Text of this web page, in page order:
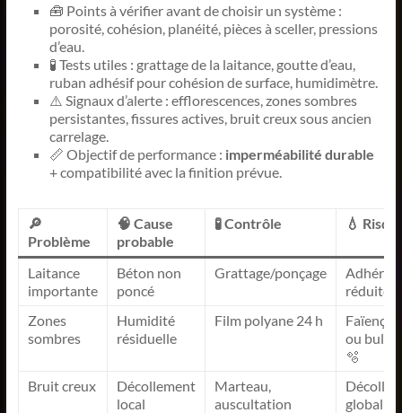
🧰 Points à vérifier avant de choisir un système :
porosité, cohésion, planéité, pièces à sceller, pressions
d’eau.
🧪 Tests utiles : grattage de la laitance, goutte d’eau,
ruban adhésif pour cohésion de surface, humidimètre.
⚠️ Signaux d’alerte : efflorescences, zones sombres
persistantes, fissures actives, bruit creux sous ancien
carrelage.
📏 Objectif de performance : imperméabilité durable
+ compatibilité avec la finition prévue.
🔎
Problème
🧠 Cause
probable
🧪 Contrôle 💧
Laitance
importante
Béton non
poncé
Grattage/ponçage
réduite
Zones
sombres
Humidité
résiduelle
Film polyane 24 h
ou
🫧
Bruit creux
Décollement
local
Marteau,
auscultation
global 🚨